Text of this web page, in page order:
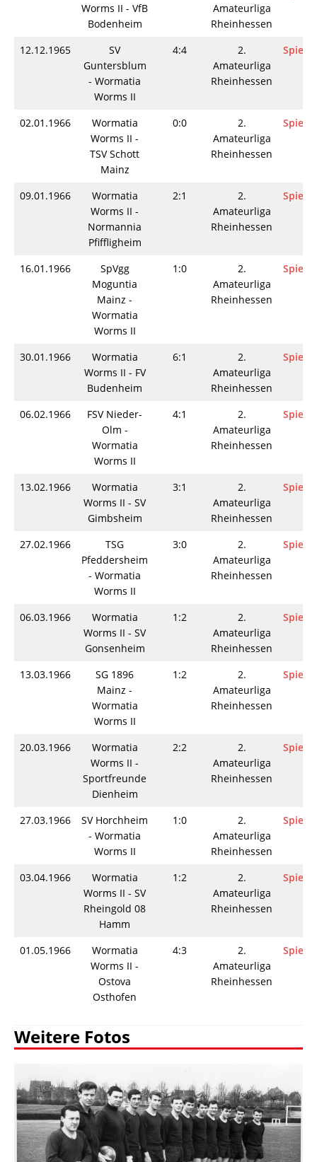
Worms II - VfB
Bodenheim
Amateurliga
Rheinhessen
12.12.1965
SV
Guntersblum
- Wormatia
Worms II
4:4
2.
Amateurliga
Rheinhessen
02.01.1966
Wormatia
Worms II -
TSV Schott
Mainz
0:0
2.
Amateurliga
Rheinhessen
09.01.1966
Wormatia
Worms II -
Normannia
Pfiffligheim
2:1
2.
Amateurliga
Rheinhessen
16.01.1966
SpVgg
Moguntia
Mainz -
Wormatia
Worms II
1:0
2.
Amateurliga
Rheinhessen
30.01.1966
Wormatia
Worms II - FV
Budenheim
6:1
2.
Amateurliga
Rheinhessen
06.02.1966
FSV Nieder-
Olm -
Wormatia
Worms II
4:1
2.
Amateurliga
Rheinhessen
13.02.1966
Wormatia
Worms II - SV
Gimbsheim
3:1
2.
Amateurliga
Rheinhessen
27.02.1966
TSG
Pfeddersheim
- Wormatia
Worms II
3:0
2.
Amateurliga
Rheinhessen
06.03.1966
Wormatia
Worms II - SV
Gonsenheim
1:2
2.
Amateurliga
Rheinhessen
13.03.1966
SG 1896
Mainz -
Wormatia
Worms II
1:2
2.
Amateurliga
Rheinhessen
20.03.1966
Wormatia
Worms II -
Sportfreunde
Dienheim
2:2
2.
Amateurliga
Rheinhessen
27.03.1966
SV Horchheim
- Wormatia
Worms II
1:0
2.
Amateurliga
Rheinhessen
03.04.1966
Wormatia
Worms II - SV
Rheingold 08
Hamm
1:2
2.
Amateurliga
Rheinhessen
01.05.1966
Wormatia
Worms II -
Ostova
Osthofen
4:3
2.
Amateurliga
Rheinhessen
Weitere Fotos